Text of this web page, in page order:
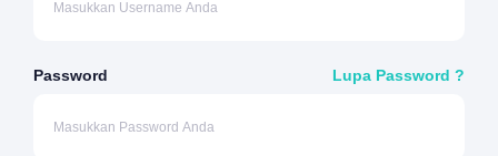
Password Lupa Password ?